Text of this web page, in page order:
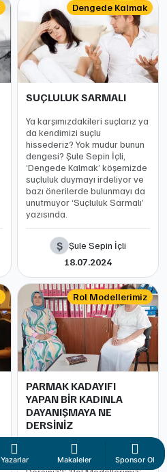
Dengede Kalmak
SUÇLULUK SARMALI
Ya karşımızdakileri suçlarız ya
da kendimizi suçlu
hissederiz? Yok mudur bunun
dengesi? Şule Sepin İçli,
‘Dengede Kalmak’ köşemizde
suçluluk duymayı irdeliyor ve
bazı önerilerde bulunmayı da
unutmuyor ‘Suçluluk Sarmalı’
yazısında.
Ş Şule Sepin İçli
18.07.2024
Rol Modellerimiz
PARMAK KADAYIFI
YAPAN BİR KADINLA
DAYANIŞMAYA NE
DERSİNİZ
‘Parmak Kadayıfı Yapan Bir
Kadınla Dayanışmaya Ne
Yazarlar Makaleler Sponsor Ol